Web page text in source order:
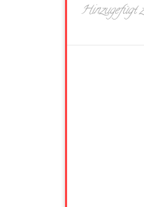
Hinzugefügt